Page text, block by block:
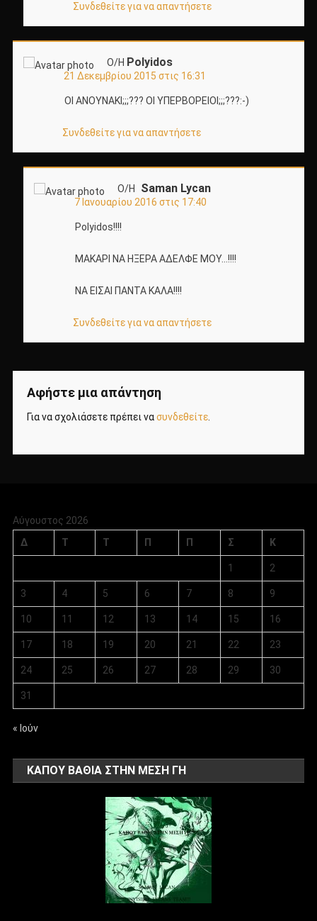
Συνδεθείτε για να απαντήσετε
Ο/Η Polyidos
21 Δεκεμβρίου 2015 στις 16:31
ΟΙ ΑΝΟΥΝΑΚΙ;;;??? ΟΙ ΥΠΕΡΒΟΡΕΙΟΙ;;;???:-)
Συνδεθείτε για να απαντήσετε
Ο/Η Saman Lycan
7 Ιανουαρίου 2016 στις 17:40
Polyidos!!!!
ΜΑΚΑΡΙ ΝΑ ΗΞΕΡΑ ΑΔΕΛΦΕ ΜΟΥ…!!!!
ΝΑ ΕΙΣΑΙ ΠΑΝΤΑ ΚΑΛΑ!!!!
Συνδεθείτε για να απαντήσετε
Αφήστε μια απάντηση
Για να σχολιάσετε πρέπει νασυνδεθείτε.
Αύγουστος 2026
Δ
Τ Τ Π Π Σ Κ
1 2
3 4 5 6 7 8 9
10 11 12 13 14 15 16
17 18 19 20 21 22 23
24 25 26 27 28 29 30
31
« Ιούν
ΚΑΠΟΥ ΒΑΘΙΑ ΣΤΗΝ ΜΕΣΗ ΓΗ